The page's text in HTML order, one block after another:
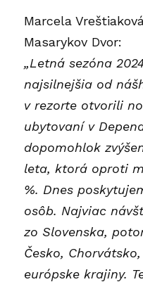
Marcela
Masarykov Dvor:
„Letná sezóna
najsilnejšia od
v rezorte otvorili
ubytovaní v
dopomohlok
leta, ktorá oproti
%. Dnes
osôb. Najviac
zo Slovenska,
Česko,
európske krajiny.